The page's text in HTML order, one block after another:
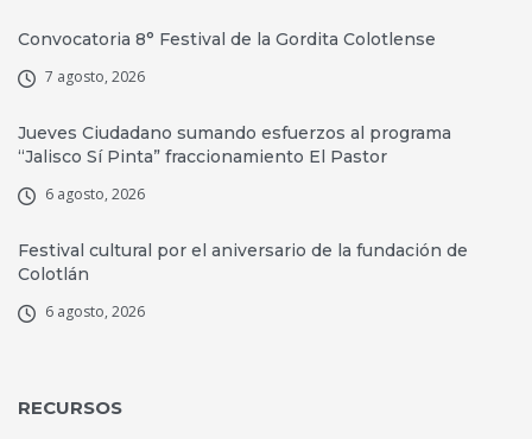
Convocatoria 8° Festival de la Gordita Colotlense
7 agosto, 2026
Jueves Ciudadano sumando esfuerzos al programa
“Jalisco Sí Pinta” fraccionamiento El Pastor
6 agosto, 2026
Festival cultural por el aniversario de la fundación de
Colotlán
6 agosto, 2026
RECURSOS